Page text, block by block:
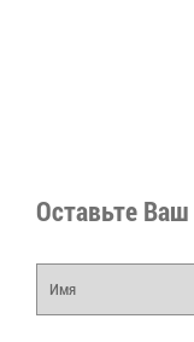
Оставьте